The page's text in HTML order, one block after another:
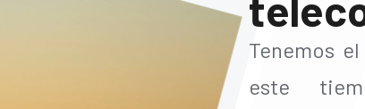
Tenemos
este